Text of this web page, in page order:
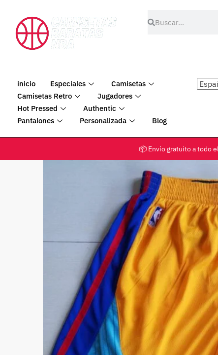
inicio Especiales
Camisetas
Camisetas Retro
Jugadores
Hot Pressed
Authentic
Pantalones
Personalizada Blog
📦 Envío gratuito a